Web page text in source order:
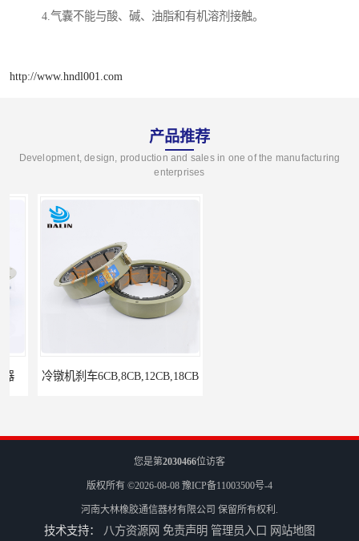
4.气囊不能与酸、碱、油脂和有机溶剂接触。
http://www.hndl001.com
产品推荐
Development, design, production and sales in one of the manufacturing
enterprises
冷镦机刹车6CB,8CB,12CB,18CB
您是第2030466位访客
版权所有 ©2026-08-08 豫ICP备11003500号-4
河南大林橡胶通信器材有限公司 保留所有权利.
技术支持： 八方资源网 免责声明 管理员入口 网站地图